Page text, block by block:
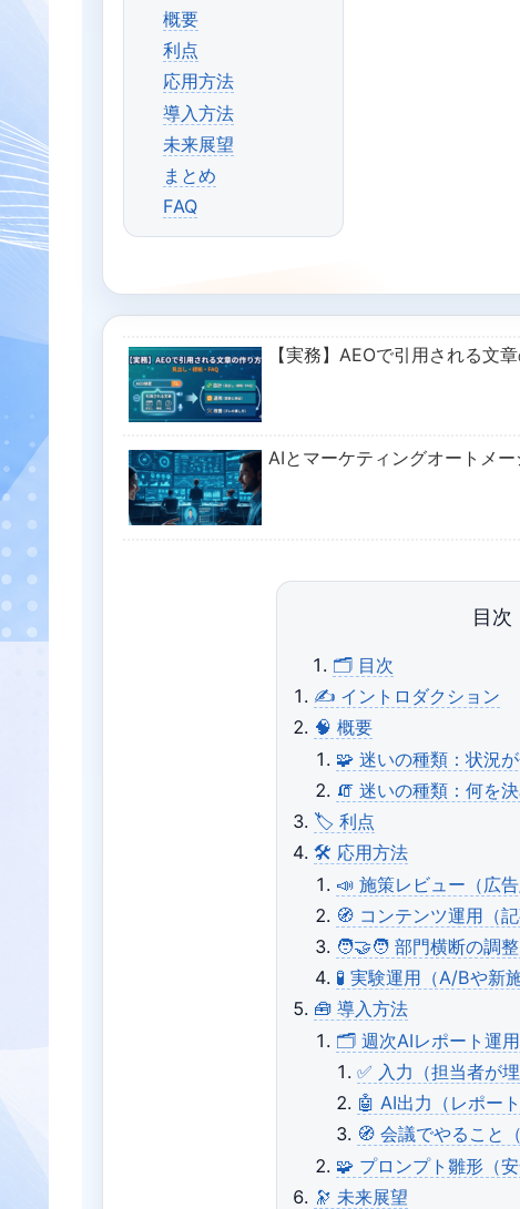
概要
利点
応用方法
導入方法
未来展望
まとめ
FAQ
【実務】AEOで引用される文
AIとマーケティングオートメ
目次
🗂 目次
✍️ イントロダクション
🧠 概要
🧩 迷いの種類：状況
🧯 迷いの種類：何を
🏷️ 利点
🛠️ 応用方法
📣 施策レビュー（広告
🧭 コンテンツ運用（記
🧑‍🤝‍🧑 部門横断の調
🧪 実験運用（A/Bや新施
🧰 導入方法
🗂️ 週次AIレポート運用
✅ 入力（担当者が埋
🤖 AI出力（レポート
🧭 会議でやること
🧩 プロンプト雛形（安
🔭 未来展望